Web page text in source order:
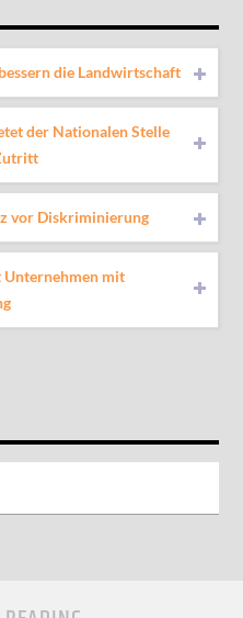
die Landwirtschaft
der Nationalen Stelle
vor Diskriminierung
mit